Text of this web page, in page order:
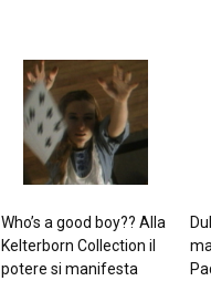
Who’s a good boy?? Alla
Kelterborn Collection il
potere si manifesta